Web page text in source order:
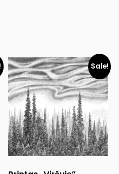
Sale!